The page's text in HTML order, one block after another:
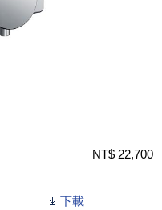
NT$ 22,700
下載